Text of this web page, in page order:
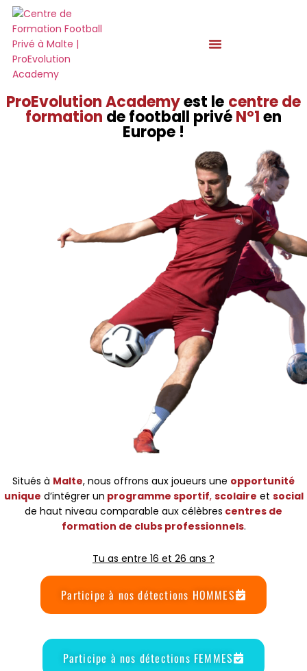
ProEvolution Academyest le centre de
formation de football privéN°1en
Europe !
Situés à Malte, nous offrons aux joueurs une opportunité
unique d’intégrer un programme sportif, scolaire et social
de haut niveau comparable aux célèbres centres de
formation de clubs professionnels.
Tu as entre 16 et 26 ans ?
Participe à nos détections HOMMES
Participe à nos détections FEMMES